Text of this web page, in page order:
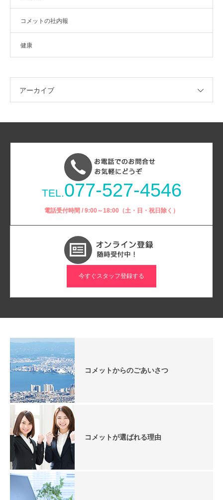
コメットの社内報
健康
アーカイブ
TEL.077-527-4546
電話受付時間 / 9:00～18:00（土・日・祝日除く）
今すぐスタッフ登録する
コメットからのごあいさつ
コメットが選ばれる理由